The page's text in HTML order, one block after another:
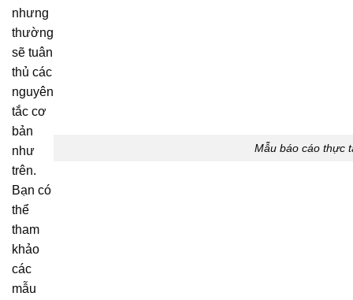
nhưng
thường
sẽ tuân
thủ các
nguyên
tắc cơ
bản
như
trên.
Bạn có
thể
tham
khảo
các
mẫu
Mẫu báo cáo thực